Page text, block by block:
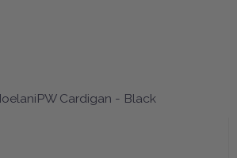
Cardigan - Black